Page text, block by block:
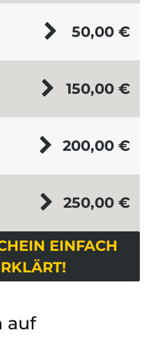
auf
50,00 €
150,00 €
200,00 €
250,00 €
EINFACH